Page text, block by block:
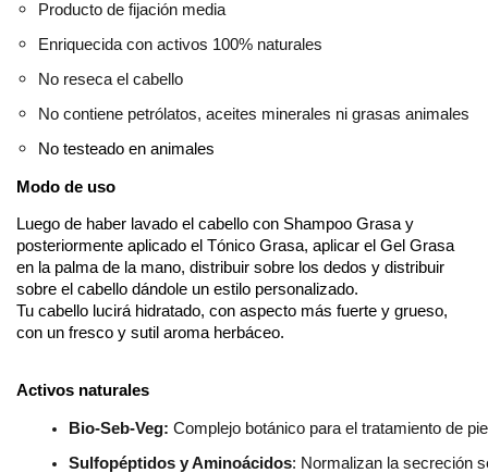
Producto de fijación media
Enriquecida con activos 100% naturales
No reseca el cabello
No contiene petrólatos, aceites minerales ni grasas animales
No testeado en animales
Modo de uso
Luego de haber lavado el cabello con Shampoo Grasa y
posteriormente aplicado el Tónico Grasa, aplicar el Gel Grasa
en la palma de la mano, distribuir sobre los dedos y distribuir
sobre el cabello dándole un estilo personalizado.
Tu cabello lucirá hidratado, con aspecto más fuerte y grueso,
con un fresco y sutil aroma herbáceo.
Activos naturales
Bio-Seb-Veg: Complejo botánico para el tratamiento de
Sulfopéptidos y Aminoácidos: Normalizan la secreción